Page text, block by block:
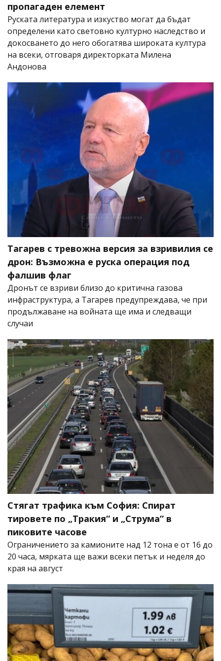
пропагаден елемент
Руската литература и изкуство могат да бъдат
определени като световно културно наследство и
докосването до него обогатява широката култура
на всеки, отговаря директорката Милена
Андонова
Тагарев с тревожна версия за взривилия се
дрон: Възможна е руска операция под
фалшив флаг
Дронът се взриви близо до критична газова
инфраструктура, а Тагарев предупреждава, че при
продължаване на войната ще има и следващи
случаи
Стягат трафика към София: Спират
тировете по „Тракия“ и „Струма“ в
пиковите часове
Ограничението за камионите над 12 тона е от 16 до
20 часа, мярката ще важи всеки петък и неделя до
края на август